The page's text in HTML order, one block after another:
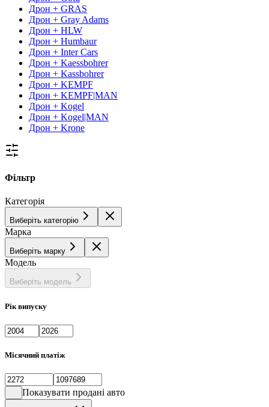
Дрон + GRAS
Дрон + Gray Adams
Дрон + HLW
Дрон + Humbaur
Дрон + Inter Cars
Дрон + Kaessbohrer
Дрон + Kassbohrer
Дрон + KEMPF
Дрон + KEMPF|MAN
Дрон + Kogel
Дрон + Kogel|MAN
Дрон + Krone
Фільтр
Категорія
Виберіть категорію
Марка
Виберіть марку
Модель
Виберіть модель
Рік випуску
Місячний платіж
Показувати продані авто